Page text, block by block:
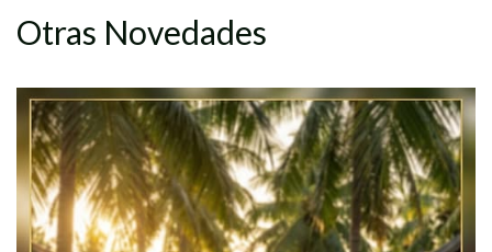
Otras Novedades